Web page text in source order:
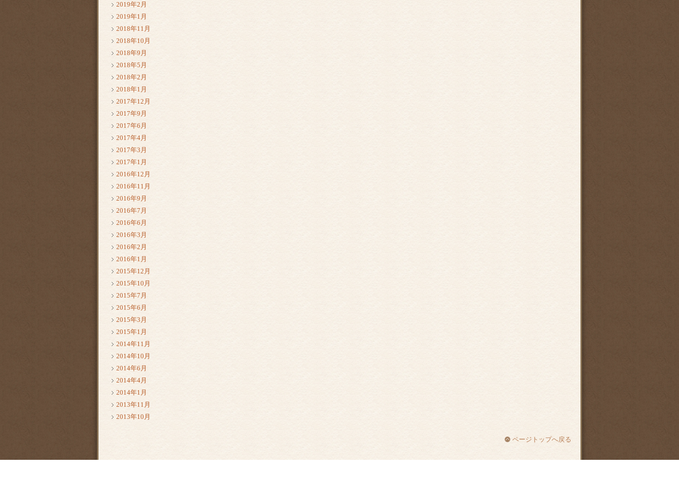
2019年2月
2019年1月
2018年11月
2018年10月
2018年9月
2018年5月
2018年2月
2018年1月
2017年12月
2017年9月
2017年6月
2017年4月
2017年3月
2017年1月
2016年12月
2016年11月
2016年9月
2016年7月
2016年6月
2016年3月
2016年2月
2016年1月
2015年12月
2015年10月
2015年7月
2015年6月
2015年3月
2015年1月
2014年11月
2014年10月
2014年6月
2014年4月
2014年1月
2013年11月
2013年10月
ページトップへ戻る